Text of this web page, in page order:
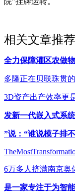
相关文章推荐
全力保障灌区农做
多隆正在贝联珠贯
3D资产出产效率更
发新一代嵌入式系
”说：“谁说模子排
6万多人挤满南京奥
是一家专注于为智